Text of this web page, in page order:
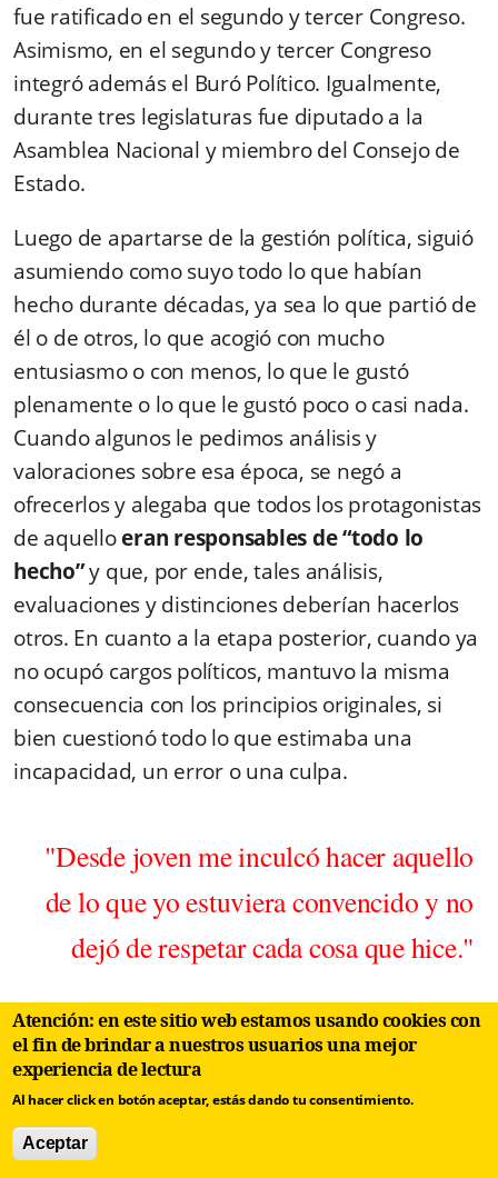
fue ratificado en el segundo y tercer Congreso.
Asimismo, en el segundo y tercer Congreso
integró además el Buró Político. Igualmente,
durante tres legislaturas fue diputado a la
Asamblea Nacional y miembro del Consejo de
Estado.
Luego de apartarse de la gestión política, siguió
asumiendo como suyo todo lo que habían
hecho durante décadas, ya sea lo que partió de
él o de otros, lo que acogió con mucho
entusiasmo o con menos, lo que le gustó
plenamente o lo que le gustó poco o casi nada.
Cuando algunos le pedimos análisis y
valoraciones sobre esa época, se negó a
ofrecerlos y alegaba que todos los protagonistas
de aquelloeran responsables de “todo lo
hecho”y que, por ende, tales análisis,
evaluaciones y distinciones deberían hacerlos
otros. En cuanto a la etapa posterior, cuando ya
no ocupó cargos políticos, mantuvo la misma
consecuencia con los principios originales, si
bien cuestionó todo lo que estimaba una
incapacidad, un error o una culpa.
"Desde joven me inculcó hacer aquello
de lo que yo estuviera convencido y no
dejó de respetar cada cosa que hice."
Siempre conversamos de Cuba, de su historia,
su presente y su futuro, con algunas
discrepancias, pero sobre todo con muchísimas
coincidencias. Coincidimos, por ejemplo, acerca
de la necesidad de una economía mixta con un
Atención: en este sitio web estamos usando cookies con
el fin de brindar a nuestros usuarios una mejor
experiencia de lectura
Al hacer click en botón aceptar, estás dando tu consentimiento.
Aceptar